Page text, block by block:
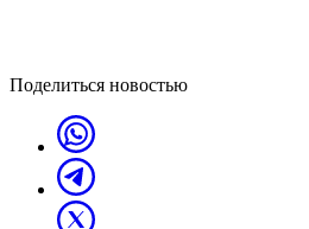
Поделиться новостью